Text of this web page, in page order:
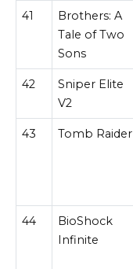
41
Brothers: A
Tale of Two
Sons
42
Sniper Elite
V2
43 Tomb Raider
44
BioShock
Infinite